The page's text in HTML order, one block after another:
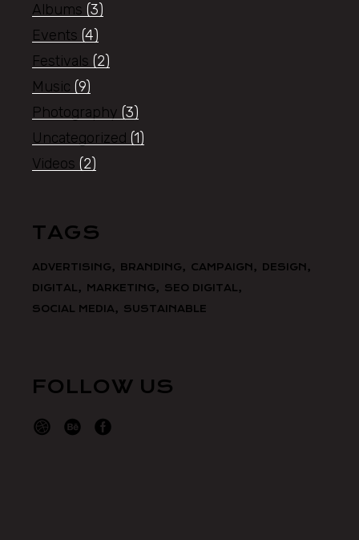
Albums (3)
Events (4)
Festivals (2)
Music (9)
Photography (3)
Uncategorized (1)
Videos (2)
TAGS
ADVERTISING BRANDING CAMPAIGN
DESIGN
DIGITAL
MARKETING
SEO DIGITAL
SOCIAL MEDIA
SUSTAINABLE
FOLLOW US